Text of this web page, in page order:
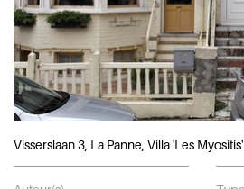
Visserslaan 3, La Panne, Villa 'Les